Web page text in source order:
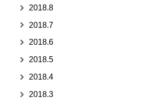
2018.8
2018.7
2018.6
2018.5
2018.4
2018.3